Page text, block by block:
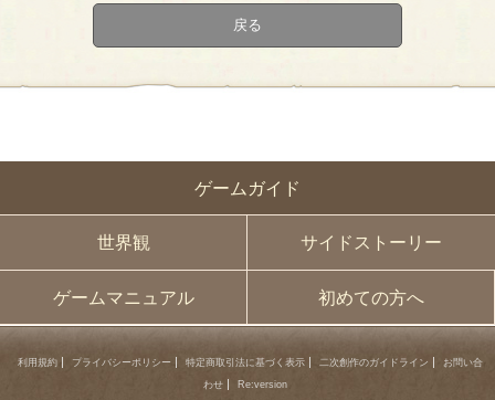
ゲームガイド
世界観 サイドストーリー
ゲームマニュアル 初めての方へ
戻る
利用規約 プライバシーポリシー 特定商取引法に基づく表示 二次創作のガイドライン
お問い合
わせ
Re:version